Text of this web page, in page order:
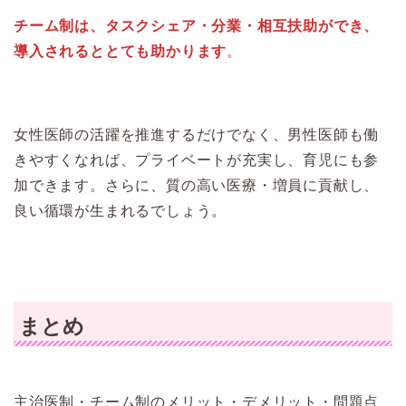
チーム制は、タスクシェア・分業・相互扶助ができ、
導入されるととても助かります。
女性医師の活躍を推進するだけでなく、男性医師も働
きやすくなれば、プライベートが充実し、育児にも参
加できます。さらに、質の高い医療・増員に貢献し、
良い循環が生まれるでしょう。
まとめ
主治医制・チーム制のメリット・デメリット・問題点